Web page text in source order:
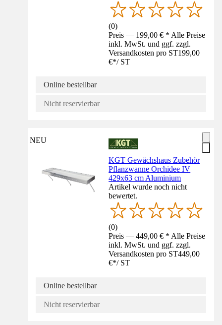
(0)
Preis — 199,00 € * Alle Preise
inkl. MwSt. und ggf. zzgl.
Versandkosten pro ST199,00
€*/ ST
Online bestellbar
Nicht reservierbar
NEU
KGT Gewächshaus Zubehör
Pflanzwanne Orchidee IV
429x63 cm Aluminium
Artikel wurde noch nicht
bewertet.
(0)
Preis — 449,00 € * Alle Preise
inkl. MwSt. und ggf. zzgl.
Versandkosten pro ST449,00
€*/ ST
Online bestellbar
Nicht reservierbar